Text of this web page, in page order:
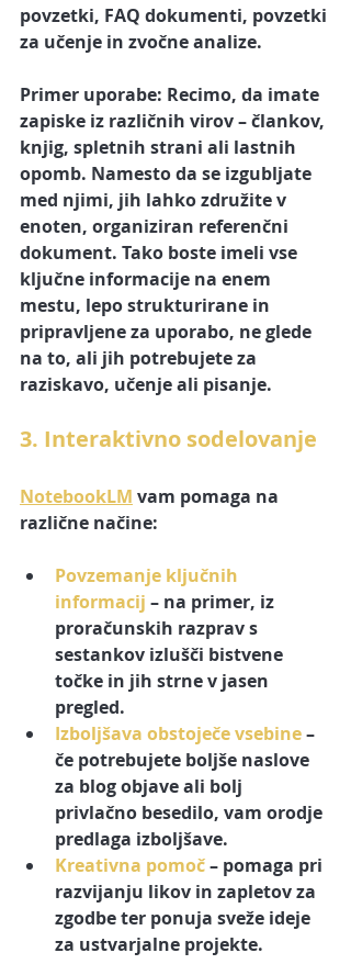
povzetki, FAQ dokumenti, povzetki
za učenje in zvočne analize.
Primer uporabe: Recimo, da imate
zapiske iz različnih virov – člankov,
knjig, spletnih strani ali lastnih
opomb. Namesto da se izgubljate
med njimi, jih lahko združite v
enoten, organiziran referenčni
dokument. Tako boste imeli vse
ključne informacije na enem
mestu, lepo strukturirane in
pripravljene za uporabo, ne glede
na to, ali jih potrebujete za
raziskavo, učenje ali pisanje.
3. Interaktivno sodelovanje
NotebookLM vam pomaga na
različne načine:
Povzemanje ključnih
informacij – na primer, iz
proračunskih razprav s
sestankov izlušči bistvene
točke in jih strne v jasen
pregled.
Izboljšava obstoječe vsebine –
če potrebujete boljše naslove
za blog objave ali bolj
privlačno besedilo, vam orodje
predlaga izboljšave.
Kreativna pomoč – pomaga pri
razvijanju likov in zapletov za
zgodbe ter ponuja sveže ideje
za ustvarjalne projekte.